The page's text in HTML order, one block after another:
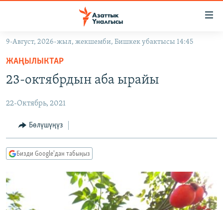
Навигацияга
өтүңүз
салыңыз
КЫРГЫЗСТАН
САЯСАТ
ЭКОНОМИКА
ДҮЙНӨ
БОРБОР АЗИЯ
УКРАИНА
АТАЙЫН ИЛИКТӨӨ
БҮГҮН АЗАТТЫКТА
ЭКСПЕРТТЕР ТАЛДАЙТ
БИЗ ЖАНА ДҮЙНӨ
ПОДКАСТ
ӨЗГӨЧӨ ПИКИР
Русский
9-Август, 2026-жыл, жекшемби, Бишкек убактысы 14:45
ЖАҢЫЛЫКТАР
23-октябрдын аба ырайы
22-Октябрь, 2021
Бөлүшүңүз
Бизди Google'дан табыңыз